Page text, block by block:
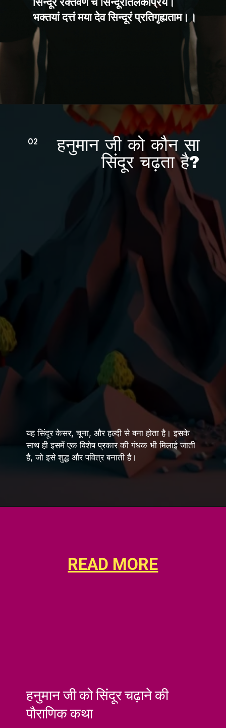
भक्तयां दत्तं मया देव सिन्दूरं प्रतिगृह्यताम।।
02
हनुमान जी को कौन सा
सिंदूर चढ़ता है?
यह सिंदूर केसर, चूना, और हल्दी से बना होता है। इसके
साथ ही इसमें एक विशेष प्रकार की गंधक भी मिलाई जाती
है, जो इसे शुद्ध और पवित्र बनाती है।
हनुमान जी को सिंदूर चढ़ाने की
पौराणिक कथा
READ MORE